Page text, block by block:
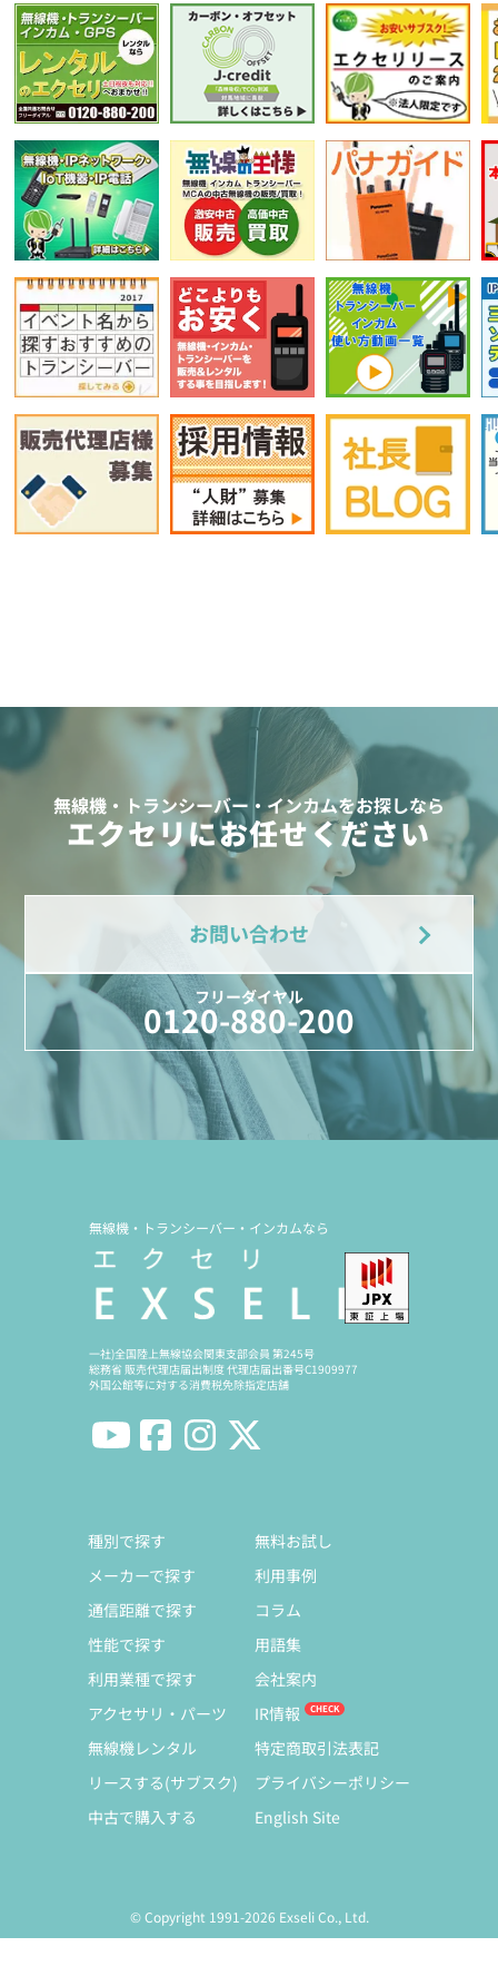
無線機・トランシーバー・インカムをお探しなら
エクセリにお任せください
お問い合わせ
フリーダイヤル
0120-880-200
無線機・トランシーバー・インカムなら
一社)全国陸上無線協会関東支部会員 第245号
総務省 販売代理店届出制度 代理店届出番号C1909977
外国公館等に対する消費税免除指定店舗
種別で探す
メーカーで探す
通信距離で探す
性能で探す
利用業種で探す
アクセサリ・パーツ
無線機レンタル
リースする(サブスク)
中古で購入する
無料お試し
利用事例
コラム
用語集
会社案内
IR情報
特定商取引法表記
プライバシーポリシー
English Site
© Copyright 1991-2026 Exseli Co., Ltd.